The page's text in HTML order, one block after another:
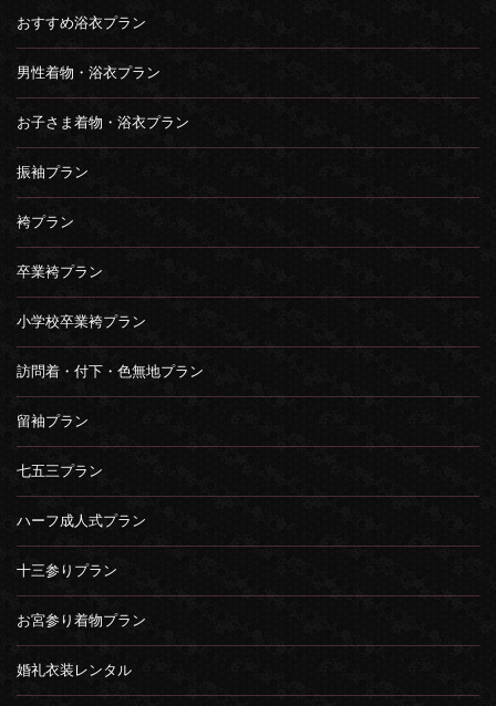
おすすめ浴衣プラン
男性着物・浴衣プラン
お子さま着物・浴衣プラン
振袖プラン
袴プラン
卒業袴プラン
小学校卒業袴プラン
訪問着・付下・色無地プラン
留袖プラン
七五三プラン
ハーフ成人式プラン
十三参りプラン
お宮参り着物プラン
婚礼衣装レンタル